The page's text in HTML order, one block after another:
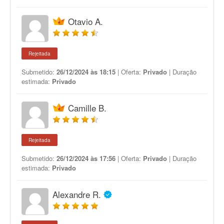
Otavio A.
Rejeitada
Submetido: 26/12/2024 às 18:15 | Oferta: Privado | Duração
estimada: Privado
Camille B.
Rejeitada
Submetido: 26/12/2024 às 17:56 | Oferta: Privado | Duração
estimada: Privado
Alexandre R.